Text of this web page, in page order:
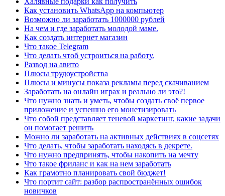
Как установить WhatsApp на компьютер
Возможно ли заработать 1000000 рублей
На чем и где заработать молодой маме.
Как создать интернет магазин
Что такое Telegram
Что делать чтоб устроиться на работу.
Развод на авито
Плюсы трудоустройства
Плюсы и минусы показа рекламы перед скачиванием
Заработать на онлайн играх и реально ли это?!
Что нужно знать и уметь, чтобы создать своё первое
приложение и успешно его монетизировать
Что собой представляет теневой маркетинг, какие задачи
он помогает решить
Можно ли заработать на активных действиях в соцсетях
Что делать, чтобы заработать находясь в декрете.
Что нужно предпринять, чтобы накопить на мечту
Что такое фриланс и как на нем заработать
Как грамотно планировать свой бюджет!
Что портит сайт: разбор распространённых ошибок
новичков